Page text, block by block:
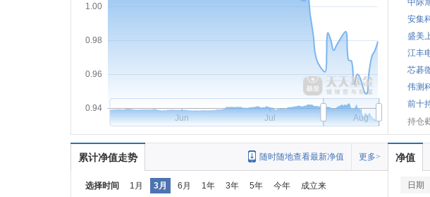
0.94
0.96
0.98
1.00
Jun Jul Aug
中际
安集
盛美
江丰
芯碁
伟测
前十
持仓
累计净值走势 更多>
随时随地查看最新净值
选择时间 1月 3月 6月 1年 3年 5年 今年 成立来
净值
日期